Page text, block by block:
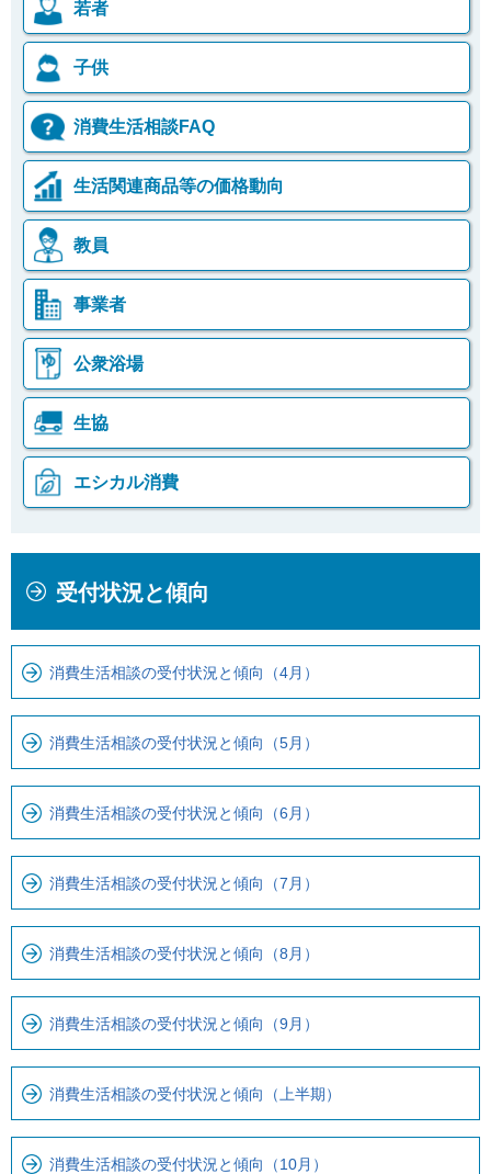
若者
子供
消費生活相談FAQ
生活関連商品等の価格動向
教員
事業者
公衆浴場
生協
エシカル消費
ま
で
す
ロ
カ
ル
ビ
で
す
受付状況と傾向
消費生活相談の受付状況と傾向（4月）
消費生活相談の受付状況と傾向（5月）
消費生活相談の受付状況と傾向（6月）
消費生活相談の受付状況と傾向（7月）
消費生活相談の受付状況と傾向（8月）
消費生活相談の受付状況と傾向（9月）
消費生活相談の受付状況と傾向（上半期）
消費生活相談の受付状況と傾向（10月）